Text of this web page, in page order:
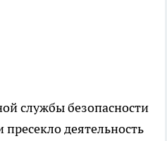
службы безопасности
деятельность